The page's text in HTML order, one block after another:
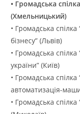
• Громадська
(Хмельницький)
• Громадська
бізнесу” (Львів)
• Громадська
україни” (Київ)
• Громадська
автоматизація-
• Громадська